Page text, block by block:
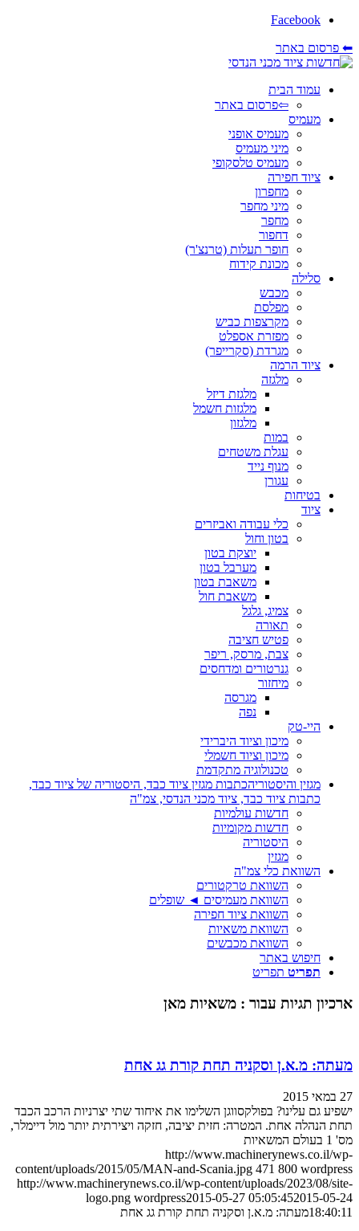
Facebook
⬅ פרסום באתר
עמוד הבית
⇦פרסום באתר
מעמיס
מעמיס אופני
מיני מעמיס
מעמיס טלסקופי
ציוד חפירה
מחפרון
מיני מחפר
מחפר
דחפור
חופר תעלות (טרנצ'ר)
מכונת קידוח
סלילה
מכבש
מפלסת
מקרצפות כביש
מפזרת אספלט
מגרדת (סקרייפר)
ציוד הרמה
מלגזה
מלגזת דיזל
מלגזות חשמל
מלגזון
במות
עגלת משטחים
מנוף נייד
עגורן
בטיחות
ציוד
כלי עבודה ואביזרים
בטון וחול
יוצקת בטון
מערבל בטון
משאבת בטון
משאבת חול
צמיג, גלגל
תאורה
פטיש חציבה
צבת, מרסק, ריפר
גנרטורים ומדחסים
מיחזור
מגרסה
נפה
היי-טק
מיכון וציוד היברידי
מיכון וציוד חשמלי
טכנולוגיה מתקדמת
מגזין והיסטוריהכתבות מגזין ציוד כבד, היסטוריה של ציוד כבד,
כתבות ציוד כבד, ציוד מכני הנדסי, צמ"ה
חדשות עולמיות
חדשות מקומיות
היסטוריה
מגזין
השוואת כלי צמ"ה
השוואת טרקטורים
השוואת מעמיסים ◄ שופלים
השוואת ציוד חפירה
השוואת משאיות
השוואת מכבשים
חיפוש באתר
תפריט תפריט
ארכיון תגיות עבור : משאיות מאן
מעתה: מ.א.ן וסקניה תחת קורת גג אחת
27 במאי 2015
ישפיע גם עלינו? בפולקסווגן השלימו את איחוד שתי יצרניות הרכב הכבד
תחת הנהלה אחת. המטרה: חזית יציבה, חזקה ויצירתית יותר מול דיימלר,
מס' 1 בעולם המשאיות
http://www.machinerynews.co.il/wp-
content/uploads/2015/05/MAN-and-Scania.jpg 471 800 wordpress
http://www.machinerynews.co.il/wp-content/uploads/2023/08/site-
logo.png wordpress2015-05-27 05:05:452015-05-24
18:40:11מעתה: מ.א.ן וסקניה תחת קורת גג אחת